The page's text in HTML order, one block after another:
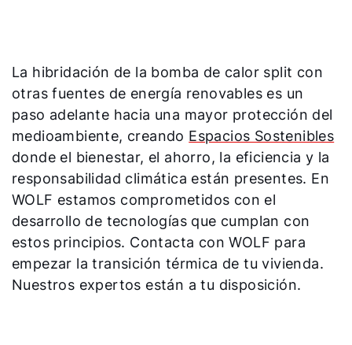
La hibridación de la bomba de calor split con
otras fuentes de energía renovables es un
paso adelante hacia una mayor protección del
medioambiente, creando Espacios Sostenibles
donde el bienestar, el ahorro, la eficiencia y la
responsabilidad climática están presentes. En
WOLF estamos comprometidos con el
desarrollo de tecnologías que cumplan con
estos principios. Contacta con WOLF para
empezar la transición térmica de tu vivienda.
Nuestros expertos están a tu disposición.